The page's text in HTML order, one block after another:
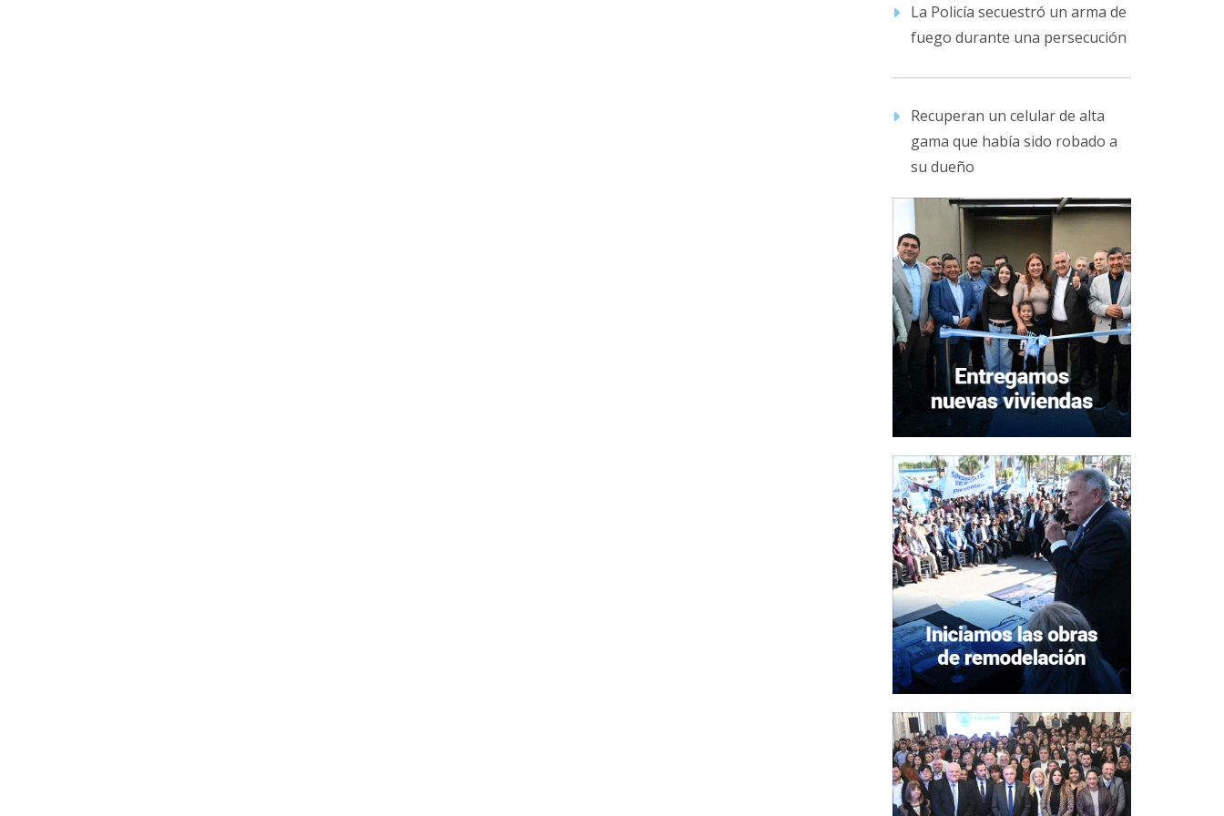
La Policía secuestró un arma de
fuego durante una persecución
Recuperan un celular de alta
gama que había sido robado a
su dueño